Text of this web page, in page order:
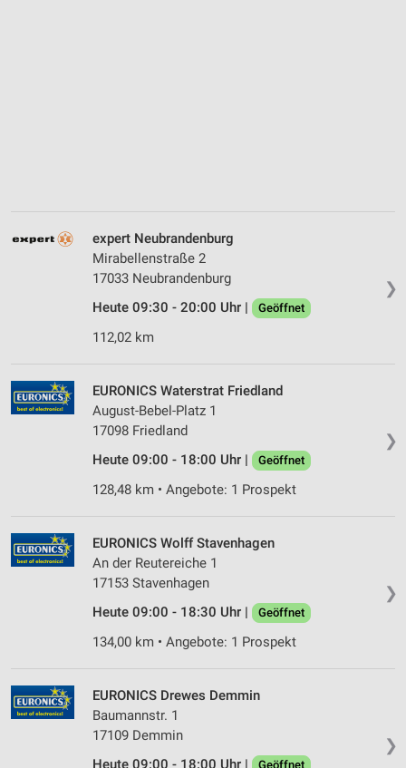
❯
expert Neubrandenburg
Mirabellenstraße 2
17033 Neubrandenburg
Heute 09:30 - 20:00 Uhr |
Geöffnet
112,02 km
❯
EURONICS Waterstrat Friedland
August-Bebel-Platz 1
17098 Friedland
Heute 09:00 - 18:00 Uhr |
Geöffnet
128,48 km • Angebote: 1 Prospekt
❯
EURONICS Wolff Stavenhagen
An der Reutereiche 1
17153 Stavenhagen
Heute 09:00 - 18:30 Uhr |
Geöffnet
134,00 km • Angebote: 1 Prospekt
❯
EURONICS Drewes Demmin
Baumannstr. 1
17109 Demmin
Geöffnet